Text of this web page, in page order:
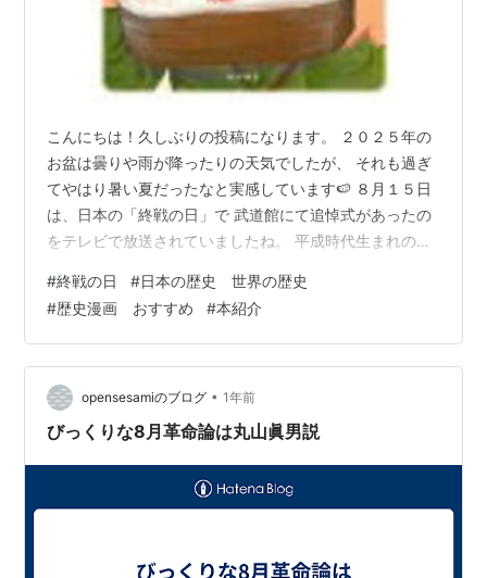
こんにちは！久しぶりの投稿になります。 ２０２５年の
お盆は曇りや雨が降ったりの天気でしたが、 それも過ぎ
てやはり暑い夏だったなと実感しています🍉 ８月１５日
は、日本の「終戦の日」で 武道館にて追悼式があったの
をテレビで放送されていましたね。 平成時代生まれの私
が辛いものであったか 想像するだけで耐えれません。 テ
レビでも、街中でも、色々と平和と戦争について 特集が
組まれていて、パネルを見たり映像をみたりしました。
その中で 戦災被災者の方が 「この苦しみを もう絶対に
起こしてはならん」 「それが 私たちの義務なんです」
と、仰っていて なんで…
#終戦の日 #日本の歴史 世界の歴史
#歴史漫画 おすすめ #本紹介
opensesamiのブログ • 1年前
びっくりな8月革命論は丸山眞男説